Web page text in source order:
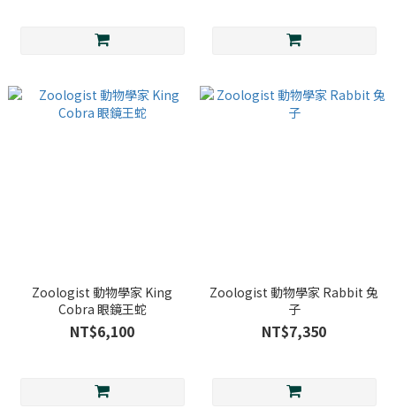
Zoologist 動物學家 King
Cobra 眼鏡王蛇
NT$6,100
Zoologist 動物學家 Rabbit 兔
子
NT$7,350